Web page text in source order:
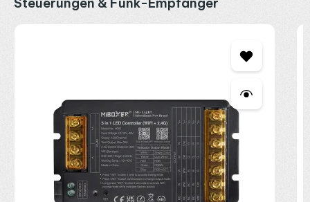
Steuerungen & Funk-Empfänger